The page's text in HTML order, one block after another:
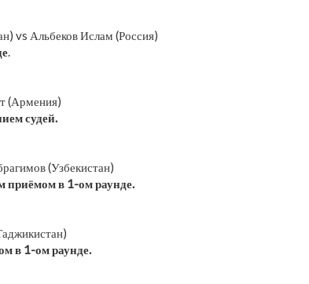
vs Альбеков Ислам (Россия)
.
(Армения)
судей.
(Узбекистан)
в 1-ом раунде.
в 1-ом раунде.